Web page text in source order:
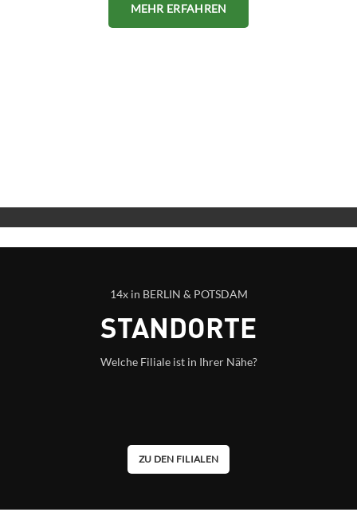
MEHR ERFAHREN
14x in BERLIN & POTSDAM
STANDORTE
Welche Filiale ist in Ihrer Nähe?
ZU DEN FILIALEN